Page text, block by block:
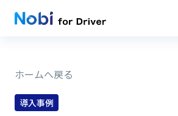
ホームへ戻る
導入事例